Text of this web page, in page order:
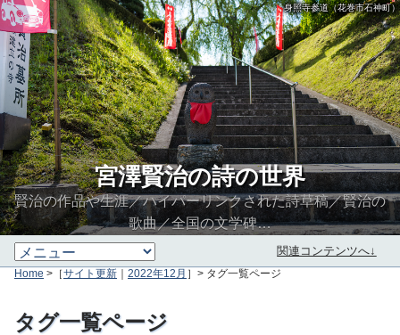
身照寺参道（花巻市石神町）
宮澤賢治の詩の世界
賢治の作品や生涯／ハイパーリンクされた詩草稿／賢治の
歌曲／全国の文学碑…
関連コンテンツへ↓
Home >［サイト更新 ｜ 2022年12月 ］> タグ一覧ページ
タグ一覧ページ